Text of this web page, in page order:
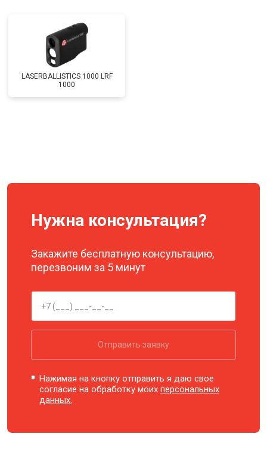
LASERBALLISTICS 1000 LRF
1000
Нужна консультация?
Закажите бесплатную консультацию,
перезвоним за 5 минут
Отправить заявку
Нажимая на кнопку отправить я даю свое
согласие на обработку моихперсональных
данных.